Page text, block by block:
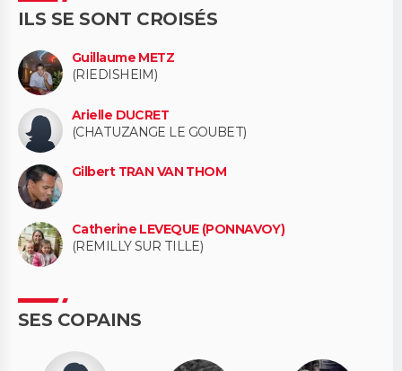
ILS SE SONT CROISÉS
Guillaume METZ
(RIEDISHEIM)
Arielle DUCRET
(CHATUZANGE LE GOUBET)
Gilbert TRAN VAN THOM
Catherine LEVEQUE (PONNAVOY)
(REMILLY SUR TILLE)
SES COPAINS